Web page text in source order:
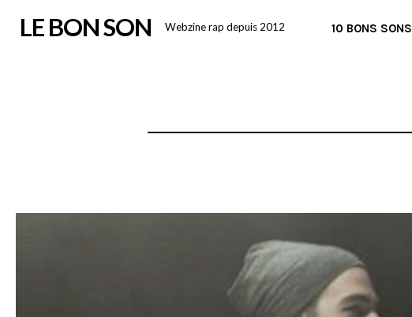
LE BON SON Webzine rap depuis 2012 10 BONS SONS